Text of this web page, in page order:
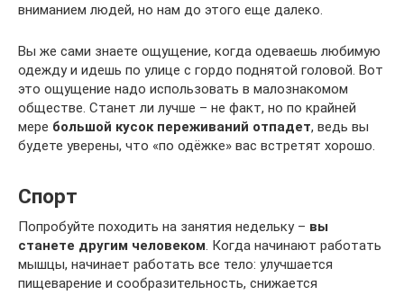
вниманием людей, но нам до этого еще далеко.
Вы же сами знаете ощущение, когда одеваешь любимую
одежду и идешь по улице с гордо поднятой головой. Вот
это ощущение надо использовать в малознакомом
обществе. Станет ли лучше – не факт, но по крайней
мере большой кусок переживаний отпадет, ведь вы
будете уверены, что «по одёжке» вас встретят хорошо.
Спорт
Попробуйте походить на занятия недельку – вы
станете другим человеком. Когда начинают работать
мышцы, начинает работать все тело: улучшается
пищеварение и сообразительность, снижается